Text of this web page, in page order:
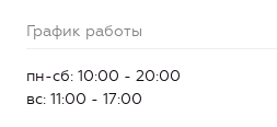
График работы
пн-сб: 10:00 - 20:00
вс: 11:00 - 17:00